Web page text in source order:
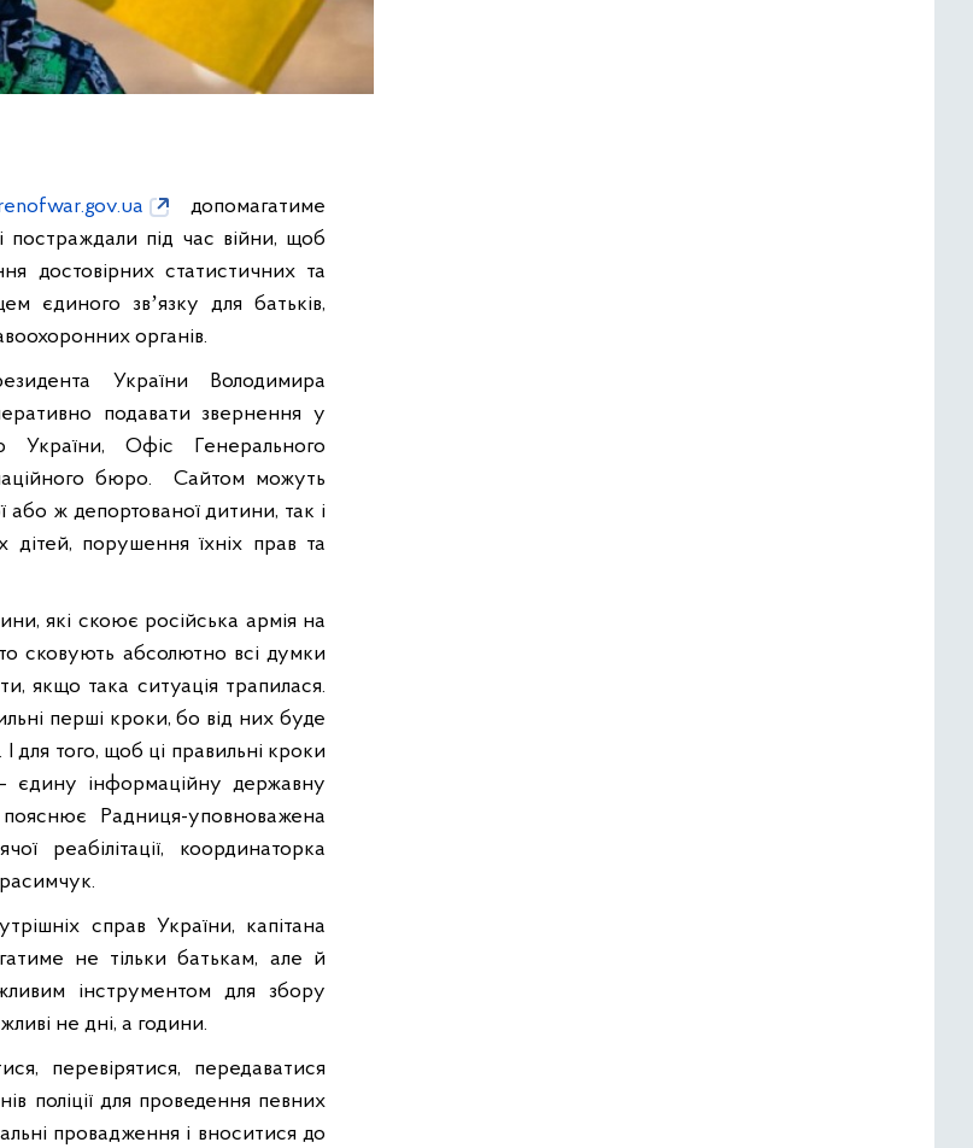
допомагатиме
постраждали під час війни, щоб
достовірних статистичних та
єдиного звʼязку для батьків,
органів.
України Володимира
подавати звернення у
України, Офіс Генерального
бюро. Сайтом можуть
або ж депортованої дитини, так і
порушення їхніх прав та
які скоює російська армія на
сковують абсолютно всі думки
якщо така ситуація трапилася.
перші кроки, бо від них буде
для того, щоб ці правильні кроки
єдину інформаційну державну
Радниця-уповноважена
реабілітації, координаторка
.
справ України, капітана
не тільки батькам, але й
інструментом для збору
не дні, а години.
перевірятися, передаватися
поліції для проведення певних
провадження і вноситися до